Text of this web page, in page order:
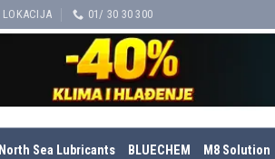
LOKACIJA 01/ 30 30 300
North Sea Lubricants BLUECHEM M8 Solution